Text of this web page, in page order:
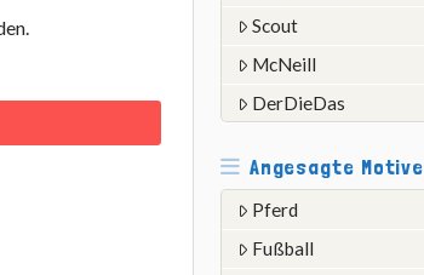
Scout
McNeill
DerDieDas
Angesagte Motive
Pferd
Fußball